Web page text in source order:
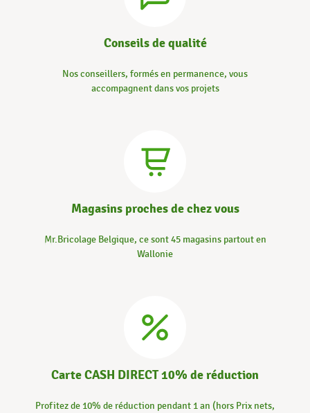
Conseils de qualité
Nos conseillers, formés en permanence, vous
accompagnent dans vos projets
Magasins proches de chez vous
Mr.Bricolage Belgique, ce sont 45 magasins partout en
Wallonie
Carte CASH DIRECT 10% de réduction
Profitez de 10% de réduction pendant 1 an (hors Prix nets,